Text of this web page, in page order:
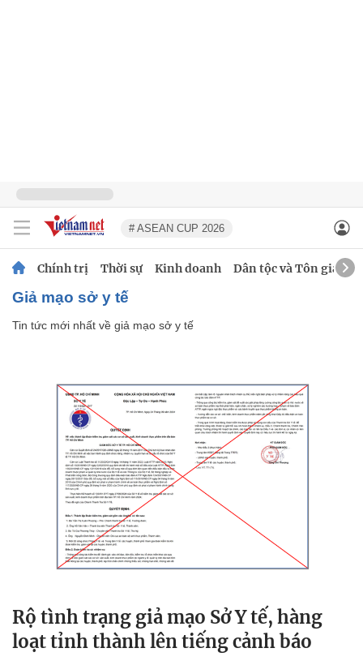
# ASEAN CUP 2026
Chính trị Thời sự Kinh doanh Dân tộc và Tôn giáo
giả mạo sở y tế
Tin tức mới nhất về giả mạo sở y tế
Rộ tình trạng giả mạo Sở Y tế, hàng
loạt tỉnh thành lên tiếng cảnh báo